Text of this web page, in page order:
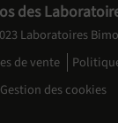
des
Laboratoires
de vente
Gestion des cookies